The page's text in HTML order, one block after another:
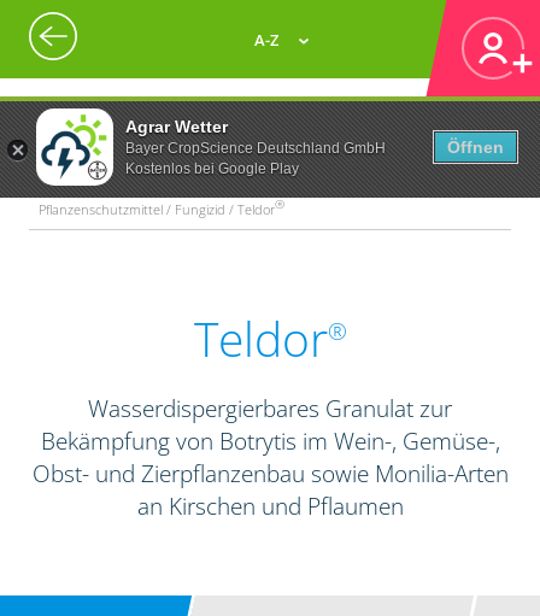
Agrar Wetter
Bayer CropScience Deutschland GmbH
Kostenlos bei Google Play
Öffnen
A-Z
Pflanzenschutzmittel / Fungizid / Teldor®
Teldor®
Wasserdispergierbares Granulat zur
Bekämpfung von Botrytis im Wein-, Gemüse-,
Obst- und Zierpflanzenbau sowie Monilia-Arten
an Kirschen und Pflaumen